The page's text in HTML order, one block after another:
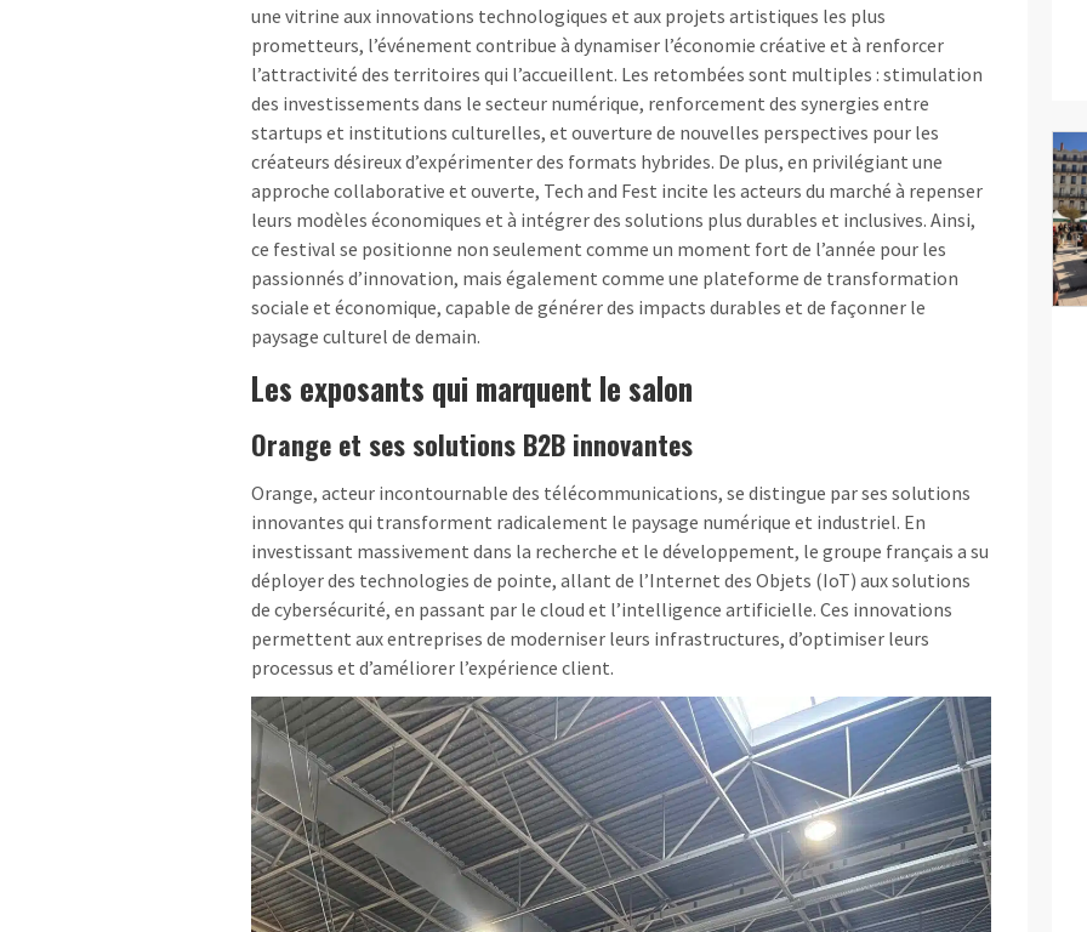
une vitrine aux innovations technologiques et aux projets artistiques les plus
prometteurs, l’événement contribue à dynamiser l’économie créative et à renforcer
l’attractivité des territoires qui l’accueillent. Les retombées sont multiples : stimulation
des investissements dans le secteur numérique, renforcement des synergies entre
startups et institutions culturelles, et ouverture de nouvelles perspectives pour les
créateurs désireux d’expérimenter des formats hybrides. De plus, en privilégiant une
approche collaborative et ouverte, Tech and Fest incite les acteurs du marché à repenser
leurs modèles économiques et à intégrer des solutions plus durables et inclusives. Ainsi,
ce festival se positionne non seulement comme un moment fort de l’année pour les
passionnés d’innovation, mais également comme une plateforme de transformation
sociale et économique, capable de générer des impacts durables et de façonner le
paysage culturel de demain.
Les exposants qui marquent le salon
Orange et ses solutions B2B innovantes
Orange, acteur incontournable des télécommunications, se distingue par ses solutions
innovantes qui transforment radicalement le paysage numérique et industriel. En
investissant massivement dans la recherche et le développement, le groupe français a su
déployer des technologies de pointe, allant de l’Internet des Objets (IoT) aux solutions
de cybersécurité, en passant par le cloud et l’intelligence artificielle. Ces innovations
permettent aux entreprises de moderniser leurs infrastructures, d’optimiser leurs
processus et d’améliorer l’expérience client.